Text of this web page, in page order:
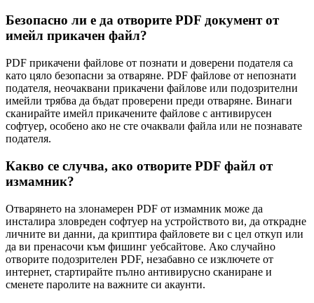
Безопасно ли е да отворите PDF документ от
имейл прикачен файл?
PDF прикачени файлове от познати и доверени подателя са
като цяло безопасни за отваряне. PDF файлове от непознати
подателя, неочаквани прикачени файлове или подозрителни
имейли трябва да бъдат проверени преди отваряне. Винаги
сканирайте имейл прикачените файлове с антивирусен
софтуер, особено ако не сте очаквали файла или не познавате
подателя.
Какво се случва, ако отворите PDF файл от
измамник?
Отварянето на злонамерен PDF от измамник може да
инсталира зловреден софтуер на устройството ви, да открадне
личните ви данни, да криптира файловете ви с цел откуп или
да ви пренасочи към фишинг уебсайтове. Ако случайно
отворите подозрителен PDF, незабавно се изключете от
интернет, стартирайте пълно антивирусно сканиране и
сменете паролите на важните си акаунти.